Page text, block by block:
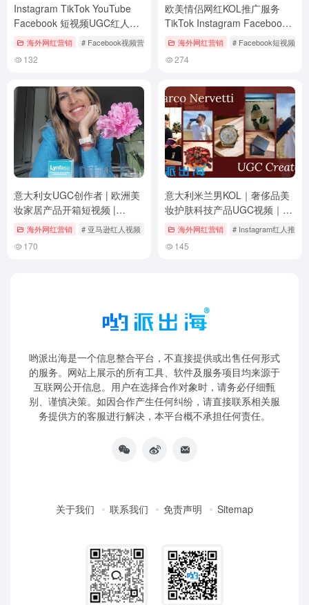
Instagram TikTok YouTube
Facebook 短视频UGC红人推
广 | 美妆科技跨境电商KOL营
销服务
海外网红营销 # Facebook视频营销 # Instagram内容创作 # TikTok红人推广
132
欧美情侣网红KOL推广服务
TikTok Instagram Facebook
YouTube 海外红人夫妻档创作
海外网红营销 # Facebook短视频引
274
意大利女UGC创作者 | 欧洲美
妆家居产品开箱短视频 |
Instagram海外红人推广
海外网红营销 # 亚马逊红人视频 # 家居产品测评 # 意大利UGC创作者
170
意大利米兰男KOL｜奢侈品美
妆护肤科技产品UGC视频｜
Instagram TikTok YouTube海
海外网红营销 # Instagram红人推广
145
哟派出海是一个信息整合平台，不直接提供或出售任何形式
的服务。网站上展示的所有工具、软件及服务项目均来源于
互联网公开信息。用户在选择合作对象时，请务必仔细甄
别、谨慎决策。如因合作产生任何纠纷，请直接联系相关服
务提供方的客服进行解决，本平台概不承担任何责任。
关于我们 联系我们 免责声明 Sitemap